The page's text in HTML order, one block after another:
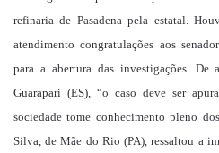
refinaria de Pasadena pela estatal.
atendimento congratulações aos
para a abertura das investigações. De
Guarapari (ES), “o caso deve ser
sociedade tome conhecimento pleno
Silva, de Mãe do Rio (PA), ressaltou a